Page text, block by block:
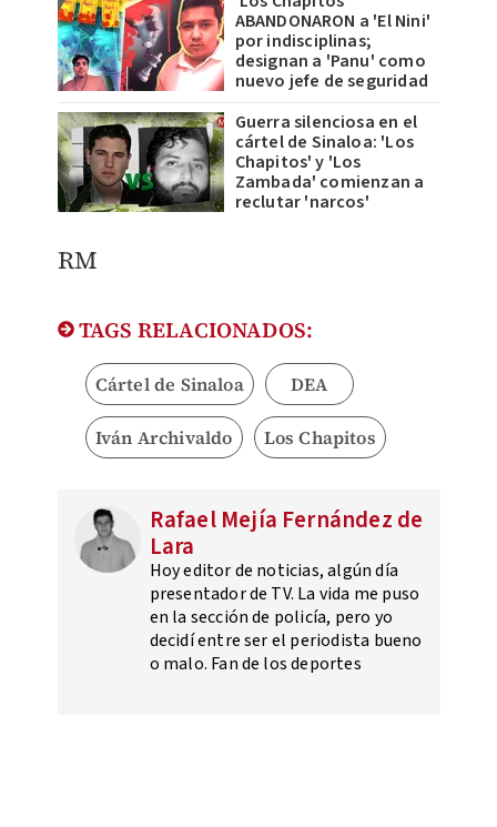
ABANDONARON a 'El Nini'
por indisciplinas;
designan a 'Panu' como
nuevo jefe de seguridad
Guerra silenciosa en el
cártel de Sinaloa: 'Los
Chapitos' y 'Los
Zambada' comienzan a
reclutar 'narcos'
RM
TAGS RELACIONADOS:
Cártel de Sinaloa DEA
Iván Archivaldo Los Chapitos
Rafael Mejía Fernández de
Lara
Hoy editor de noticias, algún día
presentador de TV. La vida me puso
en la sección de policía, pero yo
decidí entre ser el periodista bueno
o malo. Fan de los deportes